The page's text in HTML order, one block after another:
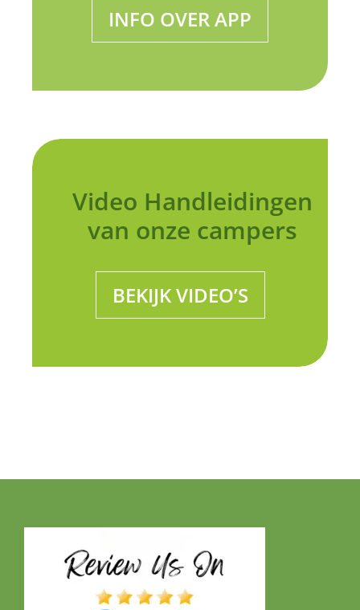
INFO OVER APP
Video Handleidingen
van onze campers
BEKIJK VIDEO’S